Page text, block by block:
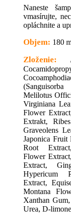
Naneste
vmasírujte,
opláchnite a
Objem: 180
Zloženie:
Melilotus
Virginiana
Flower
Extrakt,
Graveolens
Japonica
Root
Flower
Extract,
Hypericum
Extract,
Montana
Xanthan
Urea, D-